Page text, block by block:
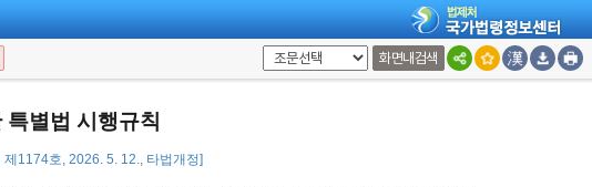
화면내검색
별법 시행규칙
1174호, 2026. 5. 12., 타법개정]
에 따라 양부모가 되려는 사람의 범죄경력을 확인할 때에는별지 제7호서식의 범죄경력
의서를 첨부하여 관할 경찰관서의 장에게 제출해야 한다.<개정 2026. 5. 12.>
장에게 회신해야 한다.<개정 2026. 5. 12.>